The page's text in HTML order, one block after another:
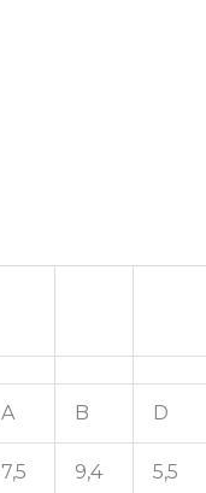
A B D
7,5 9,4 5,5